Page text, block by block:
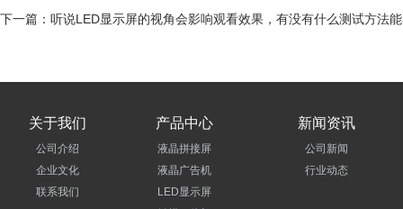
下一篇：听说LED显示屏的视角会影响观看效果，有没有什么测试方法
关于我们
公司介绍
企业文化
联系我们
产品中心
液晶拼接屏
液晶广告机
LED显示屏
新闻资讯
公司新闻
行业动态